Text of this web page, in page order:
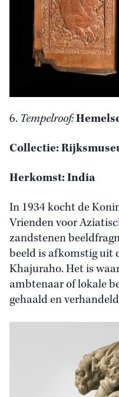
6.Tempelroof:
Collectie:
Herkomst: India
In 1934 kocht de
Vrienden voor
zandstenen
beeld is afkomstig uit
Khajuraho. Het is
ambtenaar of lokale
gehaald en